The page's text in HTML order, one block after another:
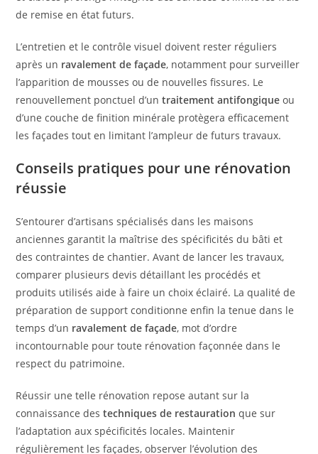
de remise en état futurs.
L’entretien et le contrôle visuel doivent rester réguliers
après un ravalement de façade, notamment pour surveiller
l’apparition de mousses ou de nouvelles fissures. Le
renouvellement ponctuel d’untraitement antifongique ou
d’une couche de finition minérale protègera efficacement
les façades tout en limitant l’ampleur de futurs travaux.
Conseils pratiques pour une rénovation
réussie
S’entourer d’artisans spécialisés dans les maisons
anciennes garantit la maîtrise des spécificités du bâti et
des contraintes de chantier. Avant de lancer les travaux,
comparer plusieurs devis détaillant les procédés et
produits utilisés aide à faire un choix éclairé. La qualité de
préparation de support conditionne enfin la tenue dans le
temps d’un ravalement de façade, mot d’ordre
incontournable pour toute rénovation façonnée dans le
respect du patrimoine.
Réussir une telle rénovation repose autant sur la
connaissance destechniques de restauration que sur
l’adaptation aux spécificités locales. Maintenir
régulièrement les façades, observer l’évolution des